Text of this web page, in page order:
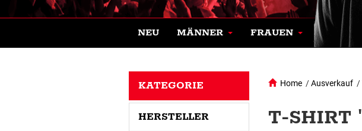
NEU MÄNNER FRAUEN
Home /Ausverkauf /
T-SHIRT
KATEGORIE
HERSTELLER